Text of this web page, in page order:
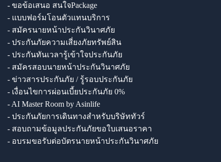
- ขอข้อเสนอ สนใจPackage
- แบบฟอร์มโอนตัวแทนบริการ
- สมัครนายหน้าประกันวินาศภัย
- ประกันภัยความเสี่ยงภัยทรัพย์สิน
- ประกันทันเวลารู้เข้าใจประกันภัย
- สมัครสอบนายหน้าประกันวินาศภัย
- ข่าวสารประกันภัย / รู้รอบประกันภัย
- เงื่อนไขการผ่อนเบี้ยประกันภัย 0%
- AI Master Room by Asinlife
- ประกันภัยการเดินทางสำหรับบริษัททัวร์
- สอบถามข้อมูลประกันภัยขอใบเสนอราคา
- อบรมขอรับต่อบัตรนายหน้าประกันวินาศภัย